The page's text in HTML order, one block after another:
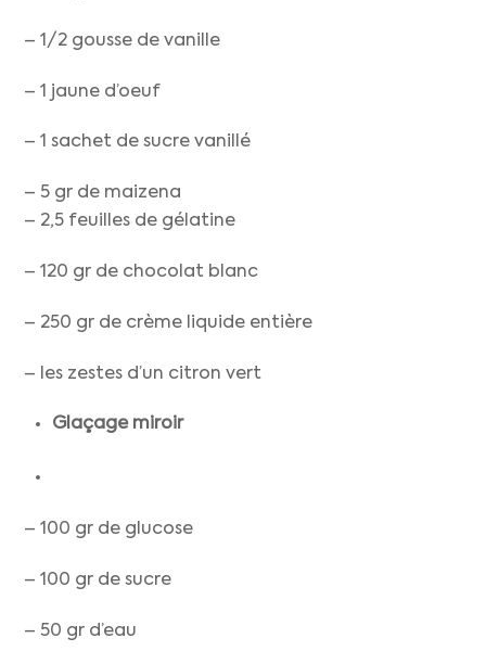
– 1/2 gousse de vanille
– 1 jaune d’oeuf
– 1 sachet de sucre vanillé
– 5 gr de maizena
– 2,5 feuilles de gélatine
– 120 gr de chocolat blanc
– 250 gr de crème liquide entière
– les zestes d’un citron vert
Glaçage miroir
– 100 gr de glucose
– 100 gr de sucre
– 50 gr d’eau